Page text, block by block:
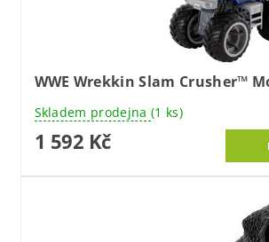
WWE Wrekkin Slam Crusher™
Skladem prodejna (1 ks)
1 592 Kč